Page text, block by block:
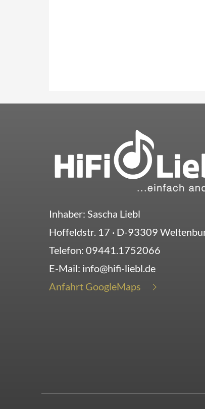
Inhaber: Sascha Liebl
Hoffeldstr. 17 · D-93309
Telefon: 09441.1752066
E-Mail: info@hifi-liebl.de
Anfahrt GoogleMaps